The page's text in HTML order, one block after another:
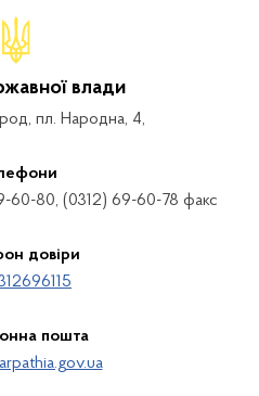
влади
пл. Народна, 4,
60-80, (0312) 69-60-78 факс
довіри
пошта